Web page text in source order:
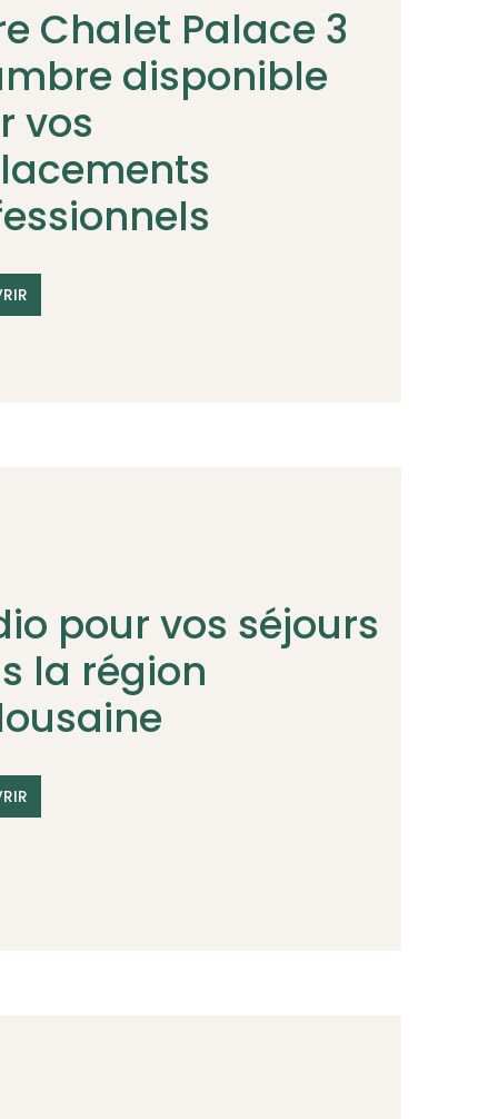
Chalet Palace 3
disponible
vos
pour vos séjours
la région